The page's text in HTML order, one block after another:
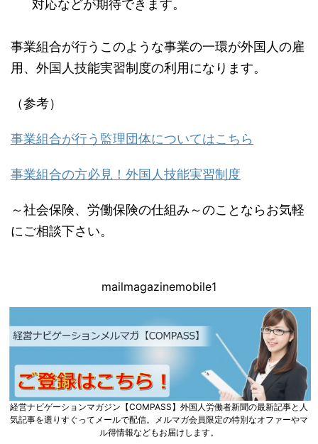
対応などが期待できます。
事業組合が行うこのような事業の一環が外国人の雇
用、外国人技能実習制度の利用になります。
（参考）
事業組合が行う監理団体についてはこちら
事業組合の方必見！外国人技能実習制度
～社会保険、労働保険の仕組み～のことならお気軽
にご相談下さい。
mailmagazinemobile1
経営ナビゲーションマガジン【COMPASS】外国人労働者新聞の最新記事と人
気記事を選りすぐってメールで配信。メルマガ会員限定の特別なオファーやマ
ル得情報などもお届けします。